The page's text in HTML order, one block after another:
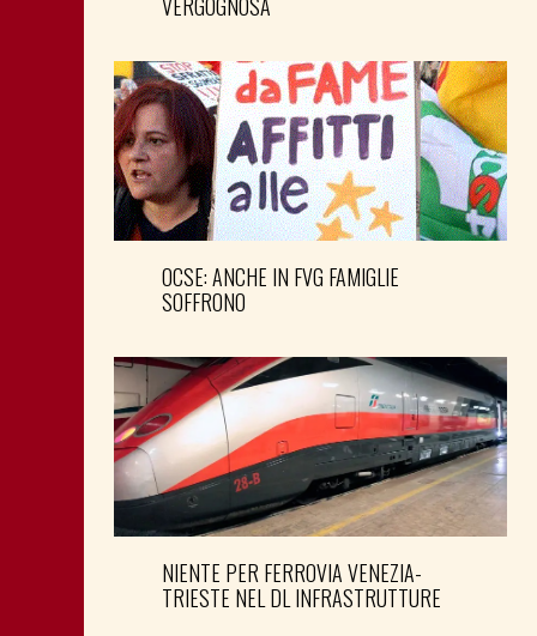
OCSE: ANCHE IN FVG FAMIGLIE
SOFFRONO
NIENTE PER FERROVIA VENEZIA-
TRIESTE NEL DL INFRASTRUTTURE